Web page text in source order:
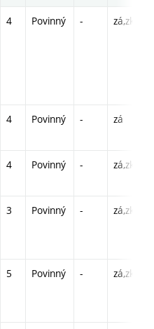
4 Povinný - zá,zk
4 Povinný - zá
4 Povinný - zá,zk
3 Povinný - zá,zk
5 Povinný - zá,zk